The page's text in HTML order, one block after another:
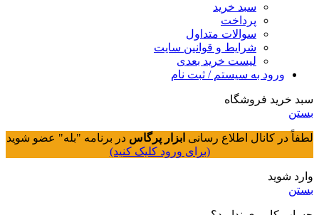
سبد خرید
پرداخت
سوالات متداول
شرایط و قوانین سایت
لیست خرید بعدی
ورود به سیستم / ثبت نام
سبد خرید فروشگاه
بستن
لطفاً در کانال اطلاع رسانی ابزار پرگاس در برنامه "بله" عضو شوید
(برای ورود کلیک کنید)
وارد شوید
بستن